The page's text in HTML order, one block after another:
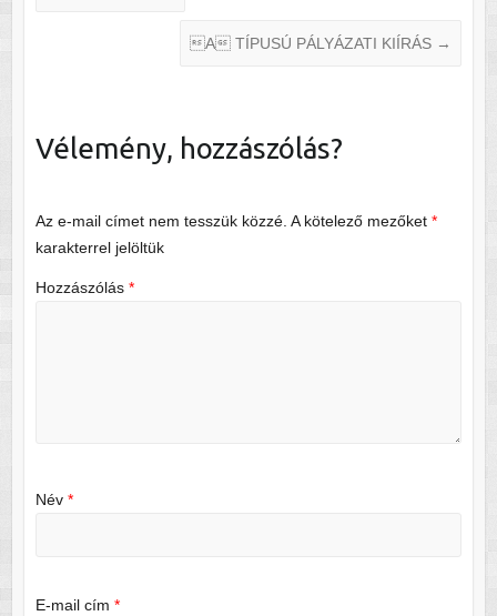
A TÍPUSÚ PÁLYÁZATI KIÍRÁS →
Vélemény, hozzászólás?
Az e-mail címet nem tesszük közzé. A kötelező mezőket *
karakterrel jelöltük
Hozzászólás *
Név *
E-mail cím *